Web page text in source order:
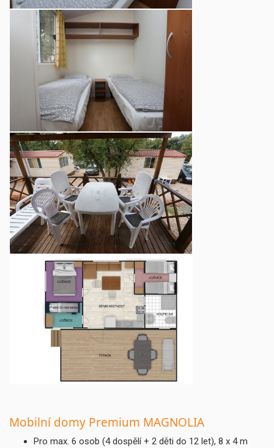
Mobilní domy Premium MAGNOLIA
Pro max. 6 osob (4 dospělí + 2 děti do 12 let), 8 x 4 m